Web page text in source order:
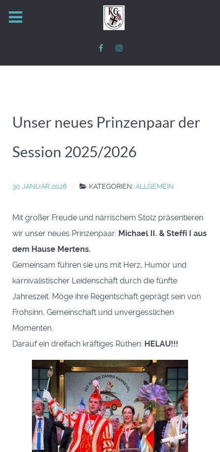
Unser neues Prinzenpaar der
Session 2025/2026
30 JANUAR 2026 KATEGORIEN: ALLGEMEIN
Mit großer Freude und närrischem Stolz präsentieren
wir unser neues Prinzenpaar: Michael II. & Steffi I aus
dem Hause Mertens.
Gemeinsam führen sie uns mit Herz, Humor und
karnivalistischer Leidenschaft durch die fünfte
Jahreszeit. Möge ihre Regentschaft geprägt sein von
Frohsinn, Gemeinschaft und unvergesslichen
Momenten.
Darauf ein dreifach kräftiges Rüthen: HELAU!!!